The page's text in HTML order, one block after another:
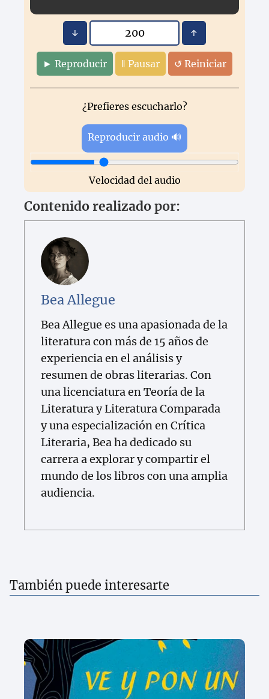
↓ ↑
► Reproducir ‖ Pausar ↺ Reiniciar
¿Prefieres escucharlo?
Reproducir audio 🔊
Velocidad del audio
Contenido realizado por:
Bea Allegue
Bea Allegue es una apasionada de la
literatura con más de 15 años de
experiencia en el análisis y
resumen de obras literarias. Con
una licenciatura en Teoría de la
Literatura y Literatura Comparada
y una especialización en Crítica
Literaria, Bea ha dedicado su
carrera a explorar y compartir el
mundo de los libros con una amplia
audiencia.
También puede interesarte